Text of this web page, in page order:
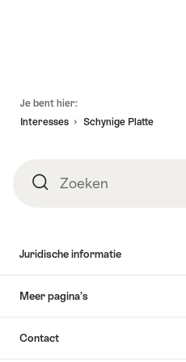
Je bent hier:
Interesses
Schynige Platte
ZoekenZoeken
Juridische informatie
Meer pagina’s
Contact